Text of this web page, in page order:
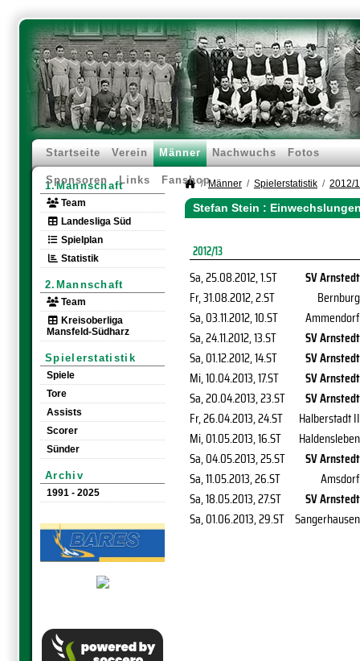
Startseite Verein Männer Nachwuchs Fotos
Sponsoren Links Fanshop
1.Mannschaft
Team
Landesliga Süd
Spielplan
Statistik
2.Mannschaft
Team
Kreisoberliga
Mansfeld-Südharz
Spielerstatistik
Spiele
Tore
Assists
Scorer
Sünder
Archiv
1991 - 2025
Männer Spielerstatistik 2012/
Stefan Stein :
2012/13
Sa, 25.08.2012, 1.ST
SV Arnstedt
Fr, 31.08.2012, 2.ST
Bernburg
Sa, 03.11.2012, 10.ST
Ammendorf
Sa, 24.11.2012, 13.ST
SV Arnstedt
Sa, 01.12.2012, 14.ST
SV Arnstedt
Mi, 10.04.2013, 17.ST
SV Arnstedt
Sa, 20.04.2013, 23.ST
SV Arnstedt
Fr, 26.04.2013, 24.ST
Halberstadt II
Mi, 01.05.2013, 16.ST
Haldensleben
Sa, 04.05.2013, 25.ST
SV Arnstedt
Sa, 11.05.2013, 26.ST
Amsdorf
Sa, 18.05.2013, 27.ST
SV Arnstedt
Sa, 01.06.2013, 29.ST Sangerhausen